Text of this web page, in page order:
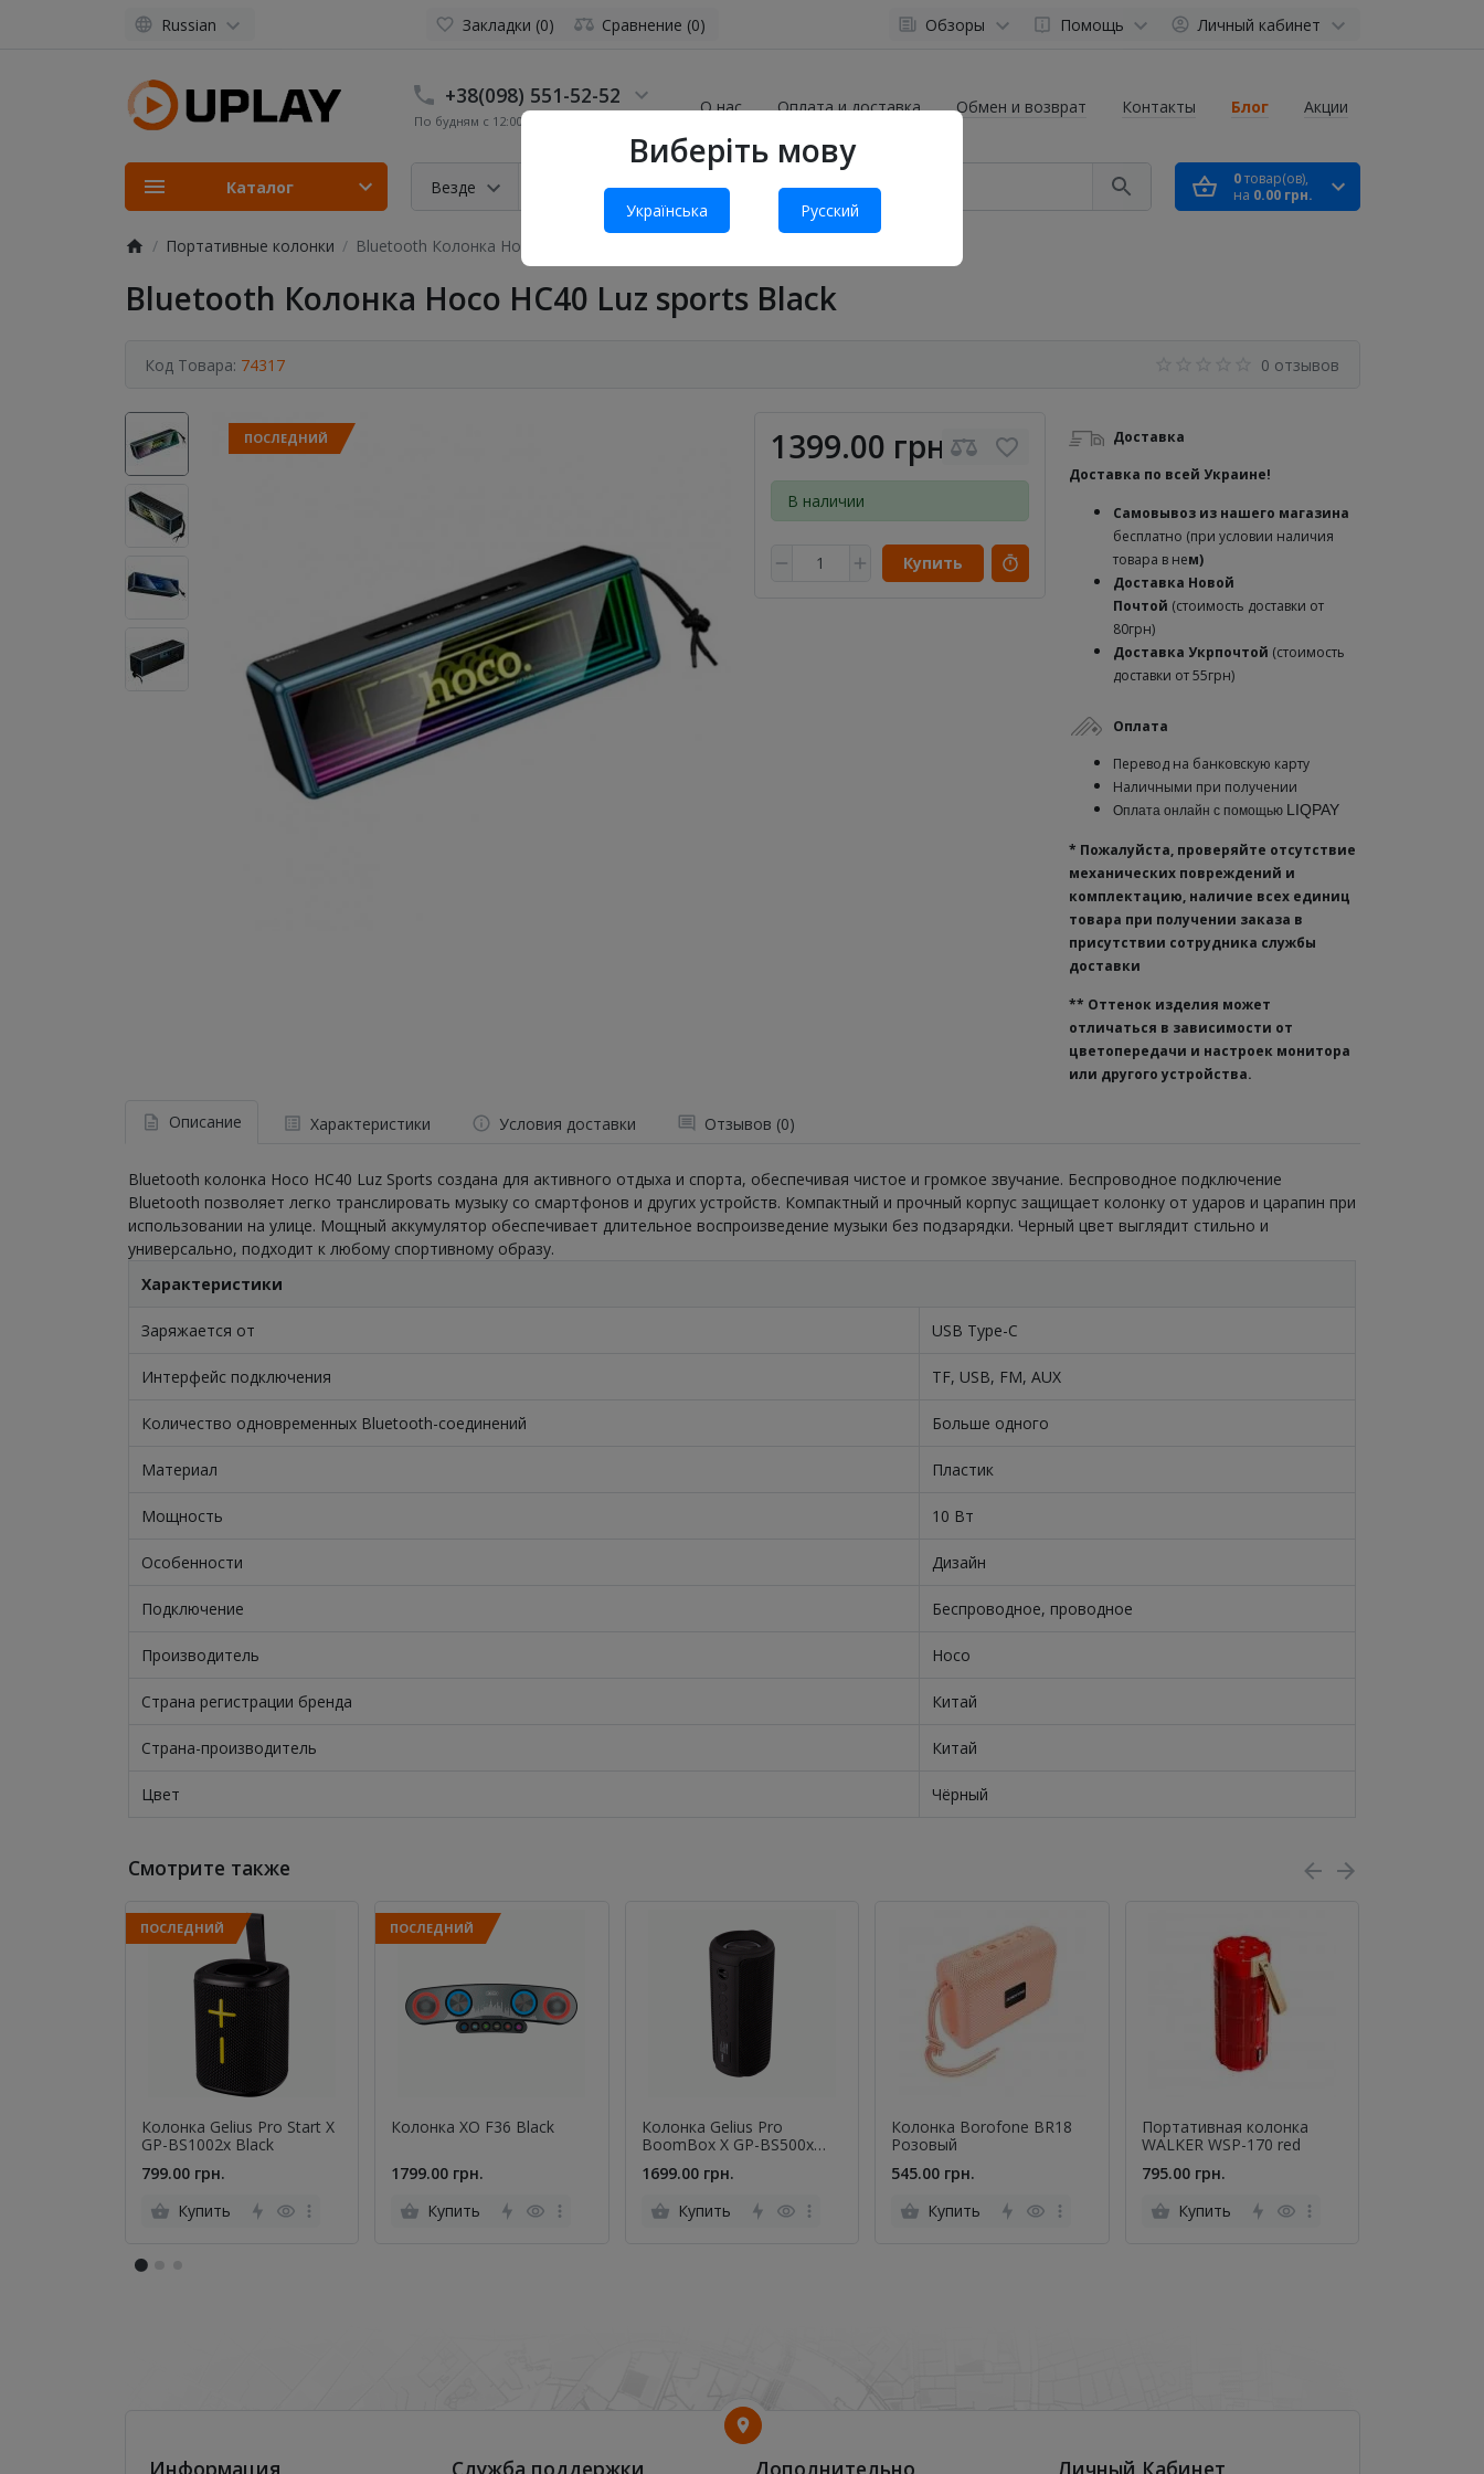
Виберіть мову
Українська Русский
Russian Закладки (0) Сравнение (0) Обзоры Помощь Личный кабинет
+38(098) 551-52-52
По будням с 12:00 до 19:00
Везде
О нас Оплата и доставка Обмен и возврат Контакты Блог Акции
0товар(ов),
на 0.00 грн.
Каталог
Портативные колонки Bluetooth Колонка Hoco HC40 Luz sports Black
Bluetooth Колонка Hoco HC40 Luz sports Black
Код Товара: 74317 0 отзывов
ПОСЛЕДНИЙ 1399.00 грн.
В наличии
Купить
Доставка
Доставка по всей Украине!
Самовывоз из нашего магазина
бесплатно (при условии наличия
товара в нем)
Доставка Новой
Почтой (стоимость доставки от
80грн)
Доставка Укрпочтой (стоимость
доставки от 55грн)
Оплата
Перевод на банковскую карту
Наличными при получении
Оплата онлайн с помощью LIQPAY
* Пожалуйста, проверяйте отсутствие
механических повреждений и
комплектацию, наличие всех единиц
товара при получении заказа в
присутствии сотрудника службы
доставки
** Оттенок изделия может
отличаться в зависимости от
цветопередачи и настроек монитора
или другого устройства.
Описание Характеристики Условия доставки Отзывов (0)
Bluetooth колонка Hoco HC40 Luz Sports создана для активного отдыха и спорта, обеспечивая чистое и громкое звучание. Беспроводное подключение
Bluetooth позволяет легко транслировать музыку со смартфонов и других устройств. Компактный и прочный корпус защищает колонку от ударов и царапин при
использовании на улице. Мощный аккумулятор обеспечивает длительное воспроизведение музыки без подзарядки. Черный цвет выглядит стильно и
универсально, подходит к любому спортивному образу.
Характеристики
Заряжается от USB Type-C
Интерфейс подключения TF, USB, FM, AUX
Количество одновременных Bluetooth-соединений Больше одного
Материал Пластик
Мощность 10 Вт
Особенности Дизайн
Подключение Беспроводное, проводное
Производитель Hoco
Страна регистрации бренда Китай
Страна-производитель Китай
Цвет Чёрный
Смотрите также
ПОСЛЕДНИЙ
Колонка Gelius Pro Start X
GP-BS1002x Black
799.00 грн.
Купить
ПОСЛЕДНИЙ
Колонка XO F36 Black
1799.00 грн.
Купить
Колонка Gelius Pro
BoomBox X GP-BS500x
1699.00 грн.
Купить
Колонка Borofone BR18
Розовый
545.00 грн.
Купить
Портативная колонка
WALKER WSP-170 red
795.00 грн.
Купить